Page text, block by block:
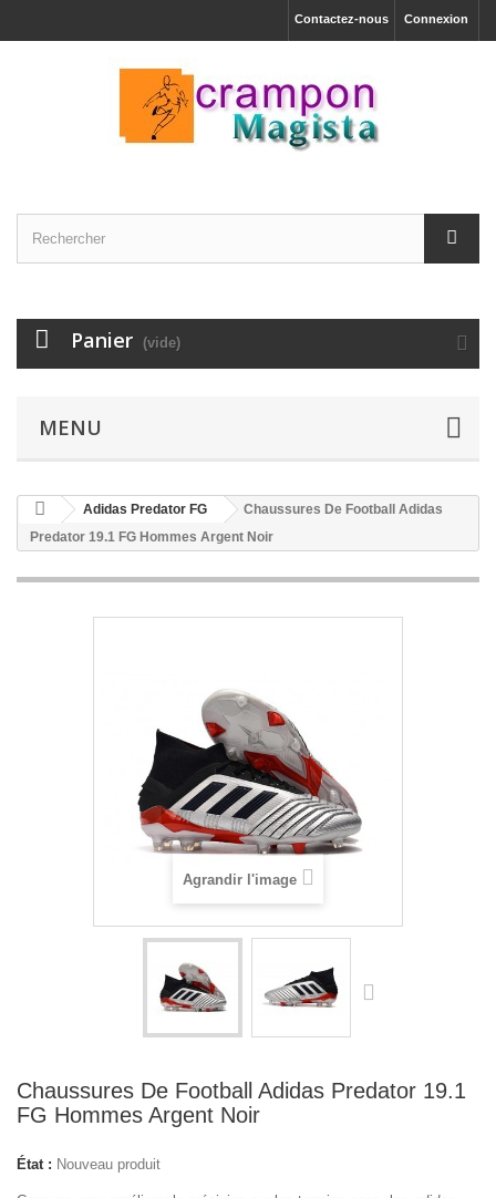
Connexion
Contactez-nous
Panier (vide)
MENU
Adidas Predator FG
Chaussures De Football Adidas
Predator 19.1 FG Hommes Argent Noir
Agrandir l'image
Chaussures De Football Adidas Predator 19.1
FG Hommes Argent Noir
État : Nouveau produit